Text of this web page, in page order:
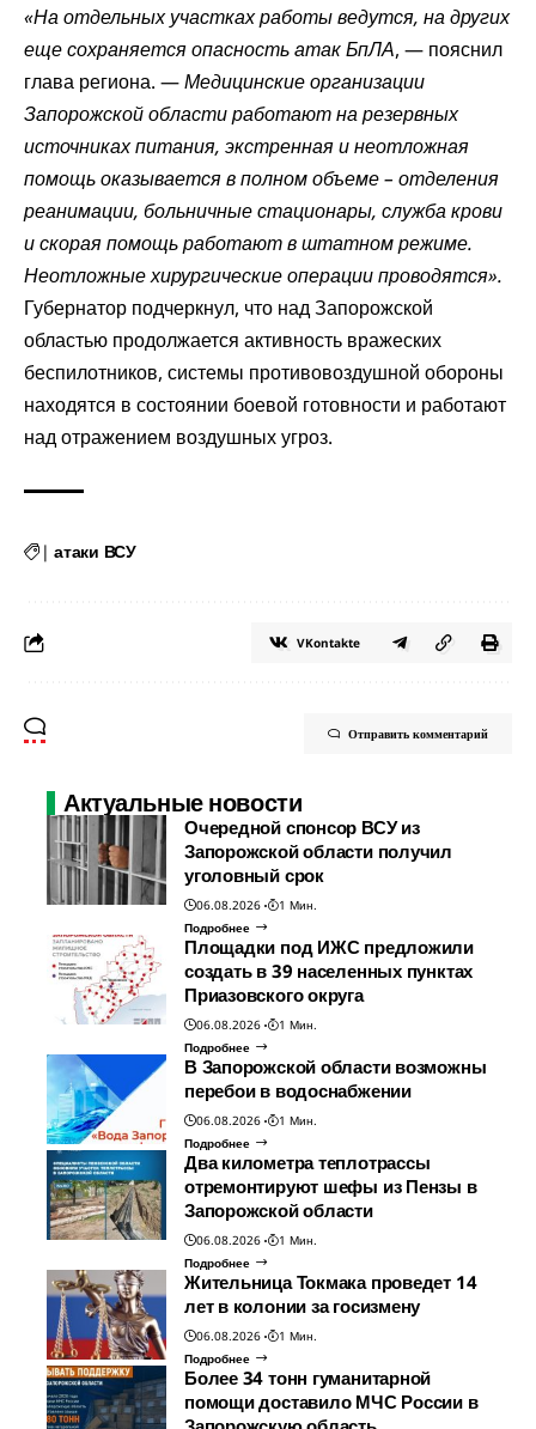
«На отдельных участках работы ведутся, на других
еще сохраняется опасность атак БпЛА, — пояснил
глава региона. —Медицинские организации
Запорожской области работают на резервных
источниках питания, экстренная и неотложная
помощь оказывается в полном объеме – отделения
реанимации, больничные стационары, служба крови
и скорая помощь работают в штатном режиме.
Неотложные хирургические операции проводятся».
Губернатор подчеркнул, что над Запорожской
областью продолжается активность вражеских
беспилотников, системы противовоздушной обороны
находятся в состоянии боевой готовности и работают
над отражением воздушных угроз.
| атаки ВСУ
VKontakte
Отправить комментарий
Актуальные новости
Очередной спонсор ВСУ из
Запорожской области получил
уголовный срок
06.08.2026
1 Мин.
Подробнее
Площадки под ИЖС предложили
создать в 39 населенных пунктах
Приазовского округа
06.08.2026
1 Мин.
Подробнее
В Запорожской области возможны
перебои в водоснабжении
06.08.2026
1 Мин.
Подробнее
Два километра теплотрассы
отремонтируют шефы из Пензы в
Запорожской области
06.08.2026
1 Мин.
Подробнее
Жительница Токмака проведет 14
лет в колонии за госизмену
06.08.2026
1 Мин.
Подробнее
Более 34 тонн гуманитарной
помощи доставило МЧС России в